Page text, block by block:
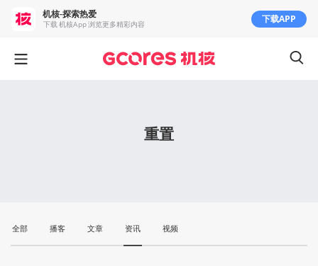
重置
全部 播客 文章 资讯 视频
机核-探索热爱
下载 机核App 浏览更多精彩内容 下载APP